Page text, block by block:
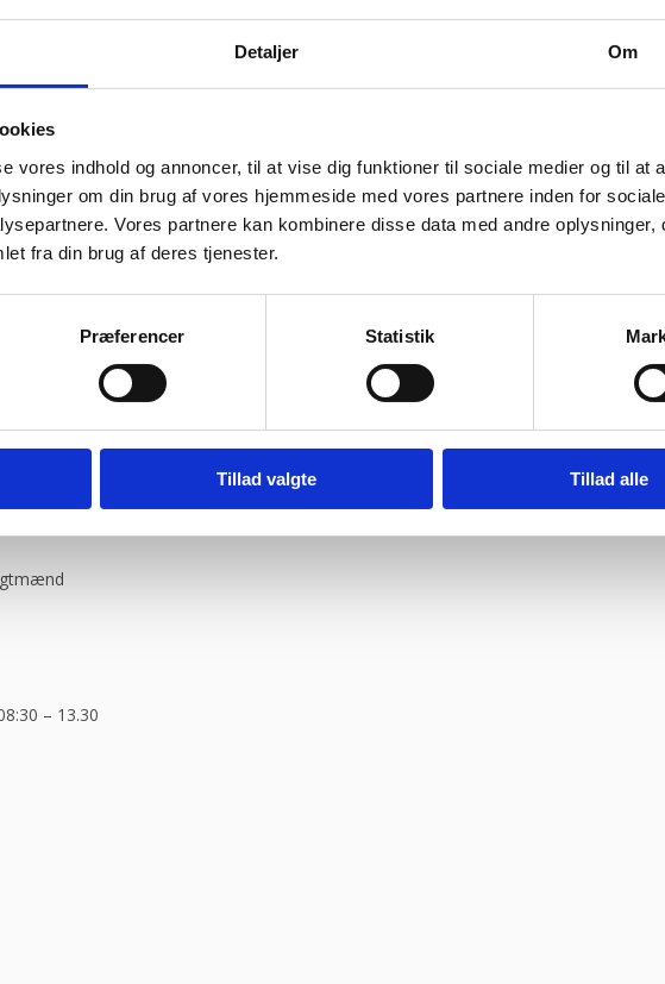
Detaljer Om
vores indhold og annoncer, til at vise dig funktioner til sociale medier og til at
om din brug af vores hjemmeside med vores partnere inden for
Vores partnere kan kombinere disse data med andre oplysninger,
fra din brug af deres tjenester.
Præferencer Statistik
Tillad valgte Tillad alle
– 13.30
han snakker om og kan vejlede os kunder
Vurderet af Anonym
siden 1994. Vi bruger vores store viden inden for indkøb og logistik, og vi
tilliden, som kernen i vores arbejde, kan du trygt vælge os som din leverandør